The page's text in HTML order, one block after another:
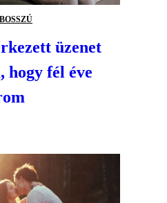
BOSSZÚ
üzenet
hogy fél éve